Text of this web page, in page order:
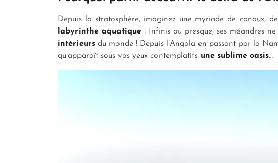
Depuis la stratosphère, imaginez une myriade de canaux,
labyrinthe aquatique ! Infinis ou presque, ses méandres
intérieurs du monde ! Depuis l’Angola en passant par la
qu’apparaît sous vos yeux contemplatifs une sublime oasis…